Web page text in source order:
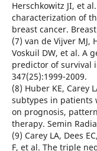
Herschkowitz JI, et
characterization of
breast cancer.
(7) van de Vijver MJ,
Voskuil DW, et al. A
predictor of survival
347(25):1999-2009.
(8) Huber KE, Carey
subtypes in patients
on prognosis,
therapy. Semin
(9) Carey LA, Dees
F, et al. The triple